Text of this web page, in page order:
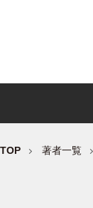
TOP 著者一覧